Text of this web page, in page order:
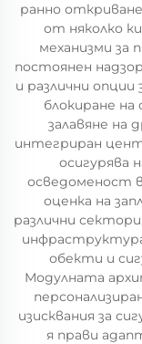
ранно
от няколко
механизми за
постоянен
и различни
блокиране на
залавяне на
интегриран
осигурява
осведоменост
оценка на
различни
обекти и
Модулната
изисквания за
я прави